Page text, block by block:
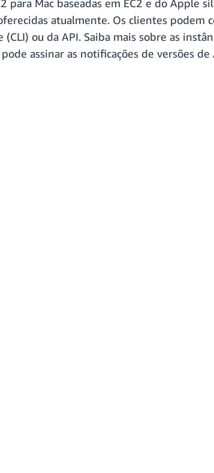
Mac baseadas em EC2 e do Apple
atualmente. Os clientes podem
ou da API. Saiba mais sobre as
assinar as notificações de versões de